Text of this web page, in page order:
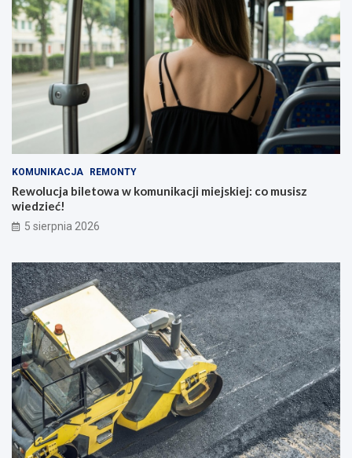
KOMUNIKACJA REMONTY
Rewolucja biletowa w komunikacji miejskiej: co musisz
wiedzieć!
5 sierpnia 2026